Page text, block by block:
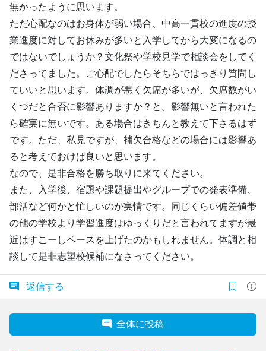
無かったように思います。
ただ心配なのはお身体が弱い場合、中高一貫校の進度の授
業進度に対してお休みが多いと入学してから大変になるの
ではないでしょうか？文化祭や学校見学で相談会をしてく
ださってました。ご心配でしたらそちらではっきり質問し
ていいと思います。体調が悪く欠席が多いが、欠席数がい
くつだと合否に影響ありますか？と。影響無いと言われた
ら確実に無いです。ある場合はきちんと教えて下さるはず
です。ただ、私見ですが、補欠合格などの場合には影響あ
ると考えておけば良いと思います。
なので、是非合格を勝ち取りに来てください。
また、入学後、宿題や課題提出やグループでの発表準備、
部活など何かと忙しいのが実情です。同じくらい偏差値帯
の他の学校より学習進度はゆっくりだと言われてますが最
近はすこーしペースを上げたのかもしれません。体調と相
談して是非志望校候補になさってください。
返信する
全体に投稿